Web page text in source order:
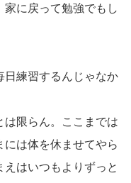
家に戻って勉強でもし
日練習するんじゃなか
は限らん。ここまでは
は体を休ませてやら
はいつもよりずっと